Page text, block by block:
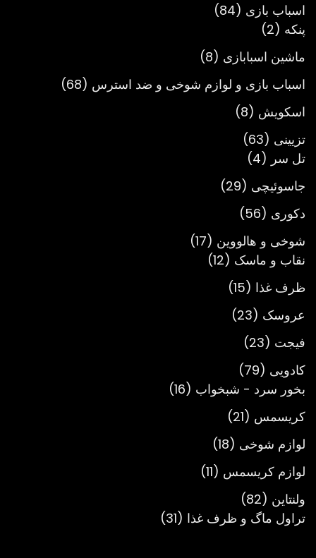
اسباب بازی 84
84
پنکه 2
2
محصول
ماشین اسبابازی 8
8
اسباب بازی و لوازم شوخی و ضد استرس 68
68
اسکویش 8
8
تزیینی 63
63
محصول
تل سر 4
4
محصول
جاسوئیچی 29
29
دکوری 56
56
محصول
شوخی و هالووین 17
17
نقاب و ماسک 12
12
ظرف غذا 15
15
محصول
عروسک 23
23
فیجت 23
23
محصول
کادویی 79
79
محصول
بخور سرد - شبخواب 16
16
کریسمس 21
21
محصول
لوازم شوخی 18
18
محصول
لوازم کریسمس 11
11
ولنتاین 82
82
محصول
تراول ماگ و ظرف غذا 31
31